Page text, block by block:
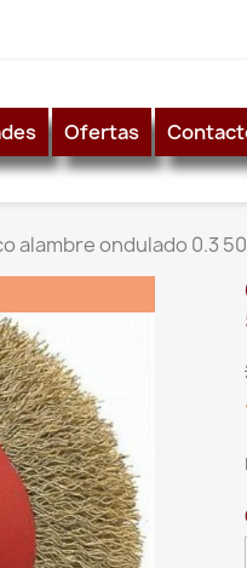
Ofertas
alambre ondulado 0.3